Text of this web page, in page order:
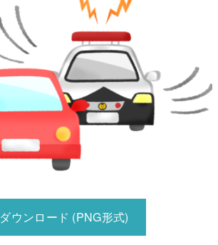
ダウンロード (PNG形式)